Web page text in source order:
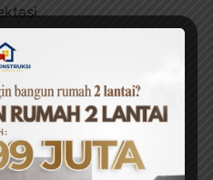
untuk Mendesain
desain interior yang
siap membantu. Tim
solusi terbaik mulai dari